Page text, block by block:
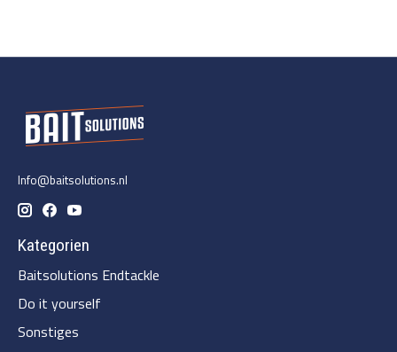
Info@baitsolutions.nl
Kategorien
Baitsolutions Endtackle
Do it yourself
Sonstiges